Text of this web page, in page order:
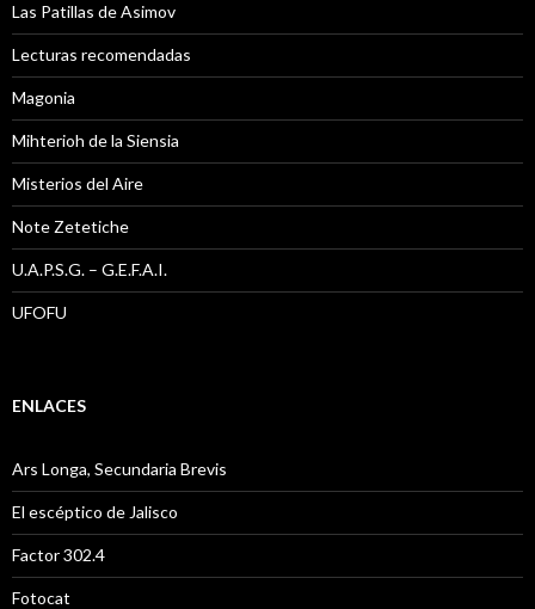
Las Patillas de Asimov
Lecturas recomendadas
Magonia
Mihterioh de la Siensia
Misterios del Aire
Note Zetetiche
U.A.P.S.G. – G.E.F.A.I.
UFOFU
ENLACES
Ars Longa, Secundaria Brevis
El escéptico de Jalisco
Factor 302.4
Fotocat